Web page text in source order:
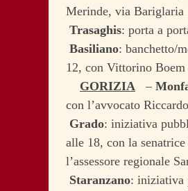
Merinde, via
Trasaghis: porta a
Basiliano: banchetto/
12, con Vittorino
GORIZIA –
con l’avvocato
Grado: iniziativa
alle 18, con la
l’assessore regionale
Staranzano: iniziativa